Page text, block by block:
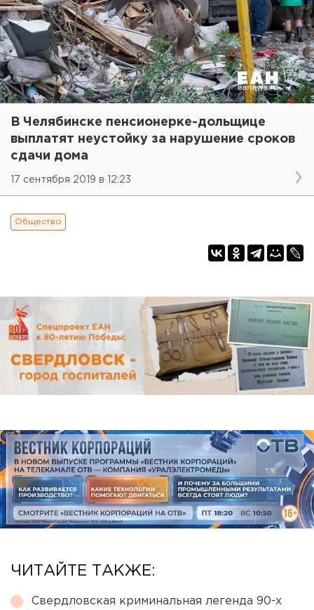
В Челябинске пенсионерке-дольщице
выплатят неустойку за нарушение сроков
сдачи дома
17 сентября 2019 в 12:23
Общество
ЧИТАЙТЕ ТАКЖЕ:
Свердловская криминальная легенда 90-х